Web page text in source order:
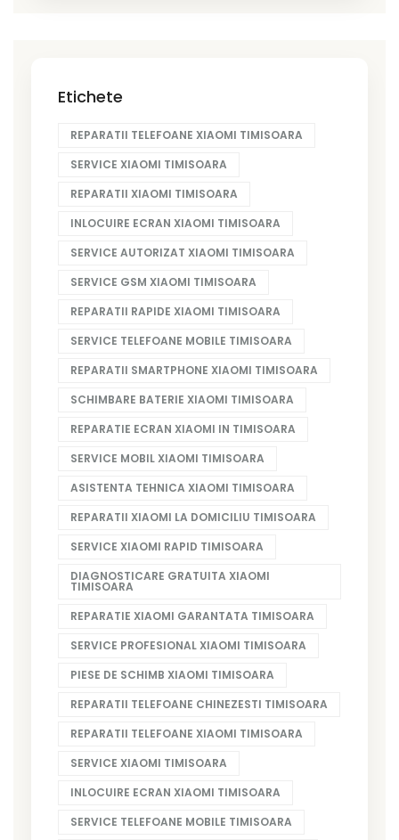
Etichete
REPARATII TELEFOANE XIAOMI TIMISOARA
SERVICE XIAOMI TIMISOARA
REPARATII XIAOMI TIMISOARA
INLOCUIRE ECRAN XIAOMI TIMISOARA
SERVICE AUTORIZAT XIAOMI TIMISOARA
SERVICE GSM XIAOMI TIMISOARA
REPARATII RAPIDE XIAOMI TIMISOARA
SERVICE TELEFOANE MOBILE TIMISOARA
REPARATII SMARTPHONE XIAOMI TIMISOARA
SCHIMBARE BATERIE XIAOMI TIMISOARA
REPARATIE ECRAN XIAOMI IN TIMISOARA
SERVICE MOBIL XIAOMI TIMISOARA
ASISTENTA TEHNICA XIAOMI TIMISOARA
REPARATII XIAOMI LA DOMICILIU TIMISOARA
SERVICE XIAOMI RAPID TIMISOARA
DIAGNOSTICARE GRATUITA XIAOMI
TIMISOARA
REPARATIE XIAOMI GARANTATA TIMISOARA
SERVICE PROFESIONAL XIAOMI TIMISOARA
PIESE DE SCHIMB XIAOMI TIMISOARA
REPARATII TELEFOANE CHINEZESTI TIMISOARA
REPARATII TELEFOANE XIAOMI TIMISOARA
SERVICE XIAOMI TIMISOARA
INLOCUIRE ECRAN XIAOMI TIMISOARA
SERVICE TELEFOANE MOBILE TIMISOARA